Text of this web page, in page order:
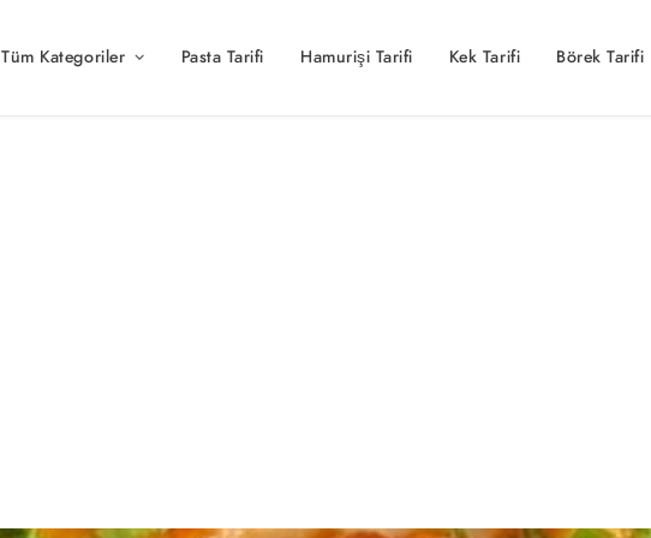
Tüm Kategoriler Pasta Tarifi Hamurişi Tarifi Kek Tarifi Börek Tarifi